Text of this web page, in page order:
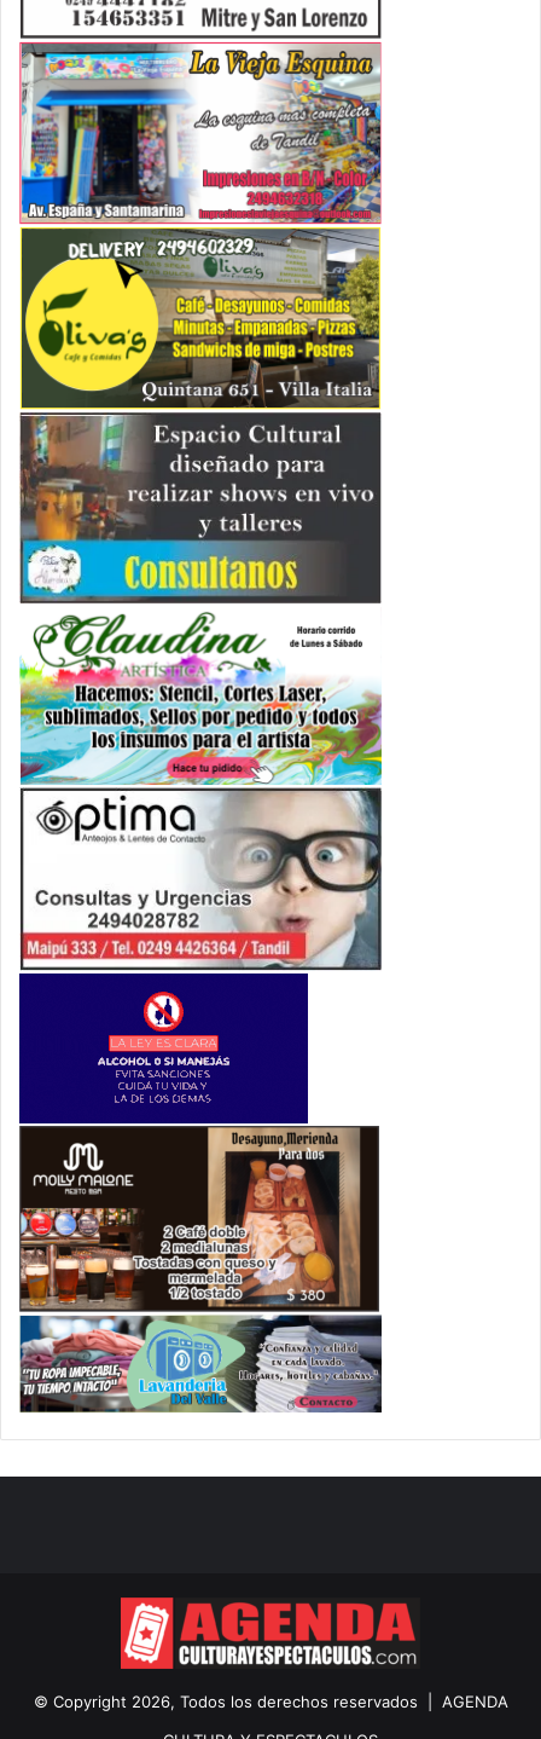
© Copyright 2026, Todos los derechos reservados | AGENDA